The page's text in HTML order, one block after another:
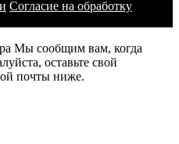
Согласие на обработку
Мы сообщим вам, когда
оставьте свой
почты ниже.